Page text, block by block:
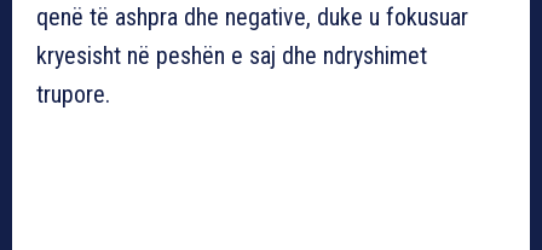
qenë të ashpra dhe negative, duke u fokusuar
kryesisht në peshën e saj dhe ndryshimet
trupore.